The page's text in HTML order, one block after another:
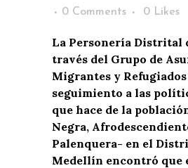
0 Comments
0 Likes
La Personería Distrital
través del Grupo de
Migrantes y
seguimiento a las
que hace de la
Negra,
Palenquera- en el
Medellín encontró que